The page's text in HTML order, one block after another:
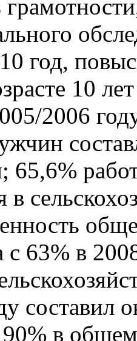
год,
10
2006
в
с 63% в
составил
в